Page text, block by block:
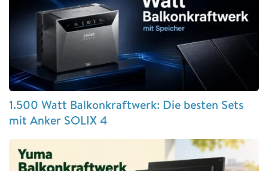
1.500 Watt Balkonkraftwerk: Die besten Sets
mit Anker SOLIX 4